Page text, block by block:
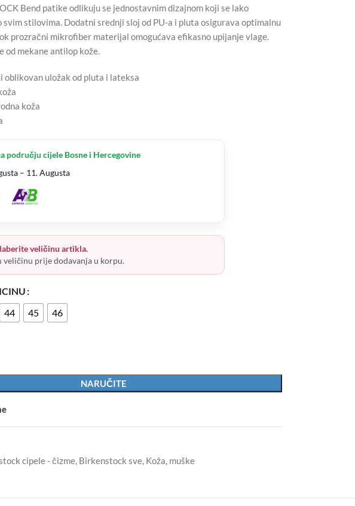
Bend patike odlikuju se jednostavnim dizajnom koji se lako
svim stilovima. Dodatni srednji sloj od PU-a i pluta osigurava optimalnu
prozračni mikrofiber materijal omogućava efikasno upijanje vlage.
od mekane antilop kože.
oblikovan uložak od pluta i lateksa
koža
području cijele Bosne i Hercegovine
– 11. Augusta
veličinu artikla.
veličinu prije dodavanja u korpu.
44 45 46
NARUČITE
cipele - čizme, Birkenstock sve, Koža, muške